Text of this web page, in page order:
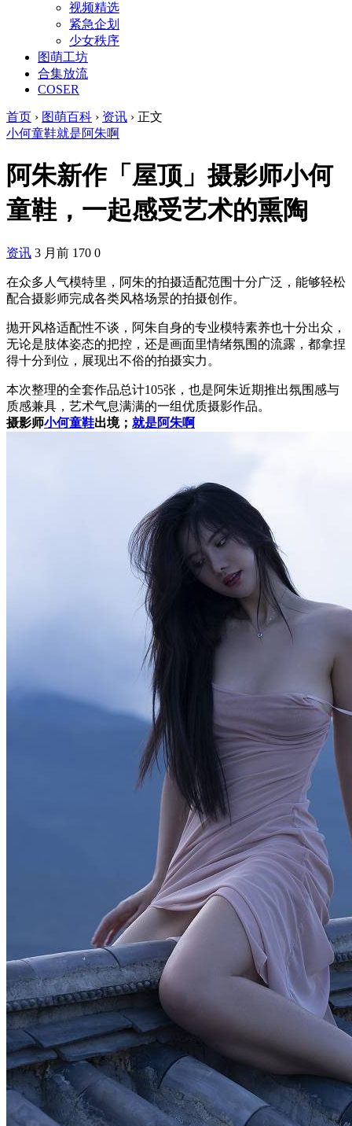
视频精选
紧急企划
少女秩序
图萌工坊
合集放流
COSER
首页 › 图萌百科 › 资讯 › 正文
小何童鞋就是阿朱啊
阿朱新作「屋顶」摄影师小何
童鞋，一起感受艺术的熏陶
资讯 3 月前 170 0
在众多人气模特里，阿朱的拍摄适配范围十分广泛，能够轻松
配合摄影师完成各类风格场景的拍摄创作。
抛开风格适配性不谈，阿朱自身的专业模特素养也十分出众，
无论是肢体姿态的把控，还是画面里情绪氛围的流露，都拿捏
得十分到位，展现出不俗的拍摄实力。
本次整理的全套作品总计105张，也是阿朱近期推出氛围感与
质感兼具，艺术气息满满的一组优质摄影作品。
摄影师小何童鞋出境； 就是阿朱啊